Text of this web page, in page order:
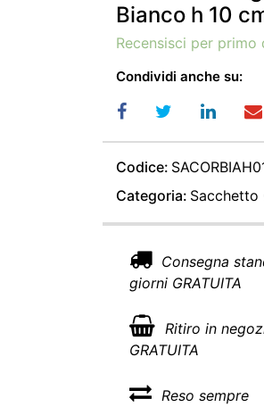
Bianco h 10
Recensisci per
Condividi anche su:
Codice:
Categoria: Sacchetto
Consegna
giorni GRATUITA
Ritiro in
GRATUITA
Reso sempre